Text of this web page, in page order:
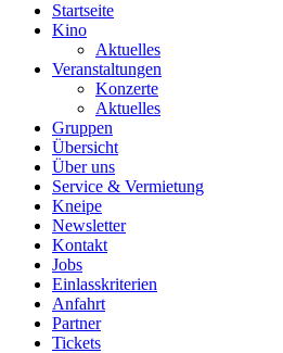
Startseite
Kino
Aktuelles
Veranstaltungen
Konzerte
Aktuelles
Gruppen
Übersicht
Über uns
Service & Vermietung
Kneipe
Newsletter
Kontakt
Jobs
Einlasskriterien
Anfahrt
Partner
Tickets